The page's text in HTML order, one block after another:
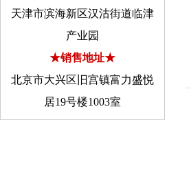
天津市滨海新区汉沽街道临津
产业园
★销售地址★
北京市大兴区旧宫镇富力盛悦
居19号楼1003室